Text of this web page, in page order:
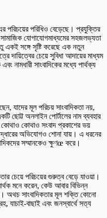
এর পরিচয়ের পরিধিও বেড়েছে। প্রযুক্তির
যোগাযোগমাধ্যমের সহজলভ্যতা
একই সঙ্গে সৃষ্টি করেছে এক নতুন
দায়িত্বের চেয়ে সুবিধা আদায়ের মাধ্যম
নামধারী সাংবাদিকের মধ্যে পার্থক্য
যাদের মূল পরিচয় সাংবাদিকতা নয়,
ছোট্ট অনলাইন পোর্টালের নাম ব্যবহার
কোথাও কোথাও সংবাদ প্রকাশের ভয়
উদ্ধারের অভিযোগও শোনা যায়। এ ধরনের
সম্মানকেও ক্ষুণœ করে।
চেয়ে পরিচয়ের গুরুত্ব বেড়ে যাওয়া।
মনে করেন, কেউ আবার বিভিন্ন
অথচ সাংবাদিকতার মূল শক্তি কোনো
যাচাই-বাছাই এবং জনস্বার্থে সত্য